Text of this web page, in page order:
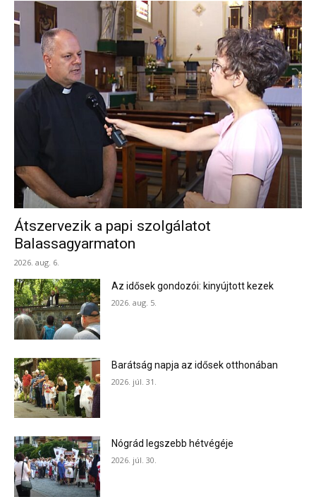
Átszervezik a papi szolgálatot
Balassagyarmaton
2026. aug. 6.
Az idősek gondozói: kinyújtott kezek
2026. aug. 5.
Barátság napja az idősek otthonában
2026. júl. 31.
Nógrád legszebb hétvégéje
2026. júl. 30.